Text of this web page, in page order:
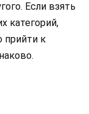
Если взять
категорий,
прийти к